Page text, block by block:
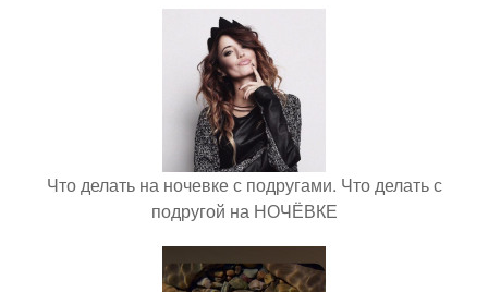
Что делать на ночевке с подругами. Что делать с
подругой на НОЧЁВКЕ